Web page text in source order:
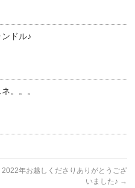
ドル♪
。。。
2022年お越しくださりありがとうござ
いました♪ →